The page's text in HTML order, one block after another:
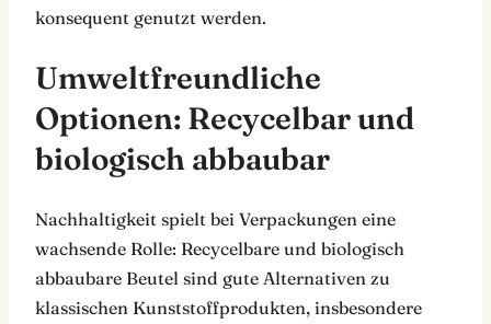
konsequent genutzt werden.
Umweltfreundliche
Optionen: Recycelbar und
biologisch abbaubar
Nachhaltigkeit spielt bei Verpackungen eine
wachsende Rolle: Recycelbare und biologisch
abbaubare Beutel sind gute Alternativen zu
klassischen Kunststoffprodukten, insbesondere